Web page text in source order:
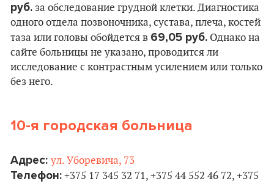
руб. за обследование грудной клетки. Диагностика
одного отдела позвоночника, сустава, плеча, костей
таза или головы обойдется в 69,05 руб. Однако на
сайте больницы не указано, проводится ли
исследование с контрастным усилением или только
без него.
10-я городская больница
Адрес: ул. Уборевича, 73
Телефон: +375 17 345 32 71, +375 44 552 46 72, +375